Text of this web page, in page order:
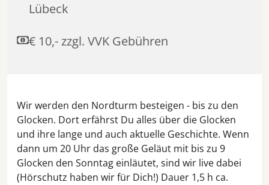
Lübeck
€ 10,- zzgl. VVK Gebühren
Wir werden den Nordturm besteigen - bis zu den
Glocken. Dort erfährst Du alles über die Glocken
und ihre lange und auch aktuelle Geschichte. Wenn
dann um 20 Uhr das große Geläut mit bis zu 9
Glocken den Sonntag einläutet, sind wir live dabei
(Hörschutz haben wir für Dich!) Dauer 1,5 h ca.